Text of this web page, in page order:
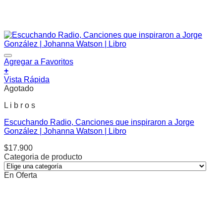
Agregar a Favoritos
+
Vista Rápida
Agotado
L i b r o s
Escuchando Radio, Canciones que inspiraron a Jorge
González | Johanna Watson | Libro
$17.900
Categoria de producto
En Oferta